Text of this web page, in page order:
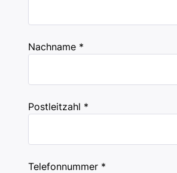
Nachname *
Postleitzahl *
Telefonnummer *